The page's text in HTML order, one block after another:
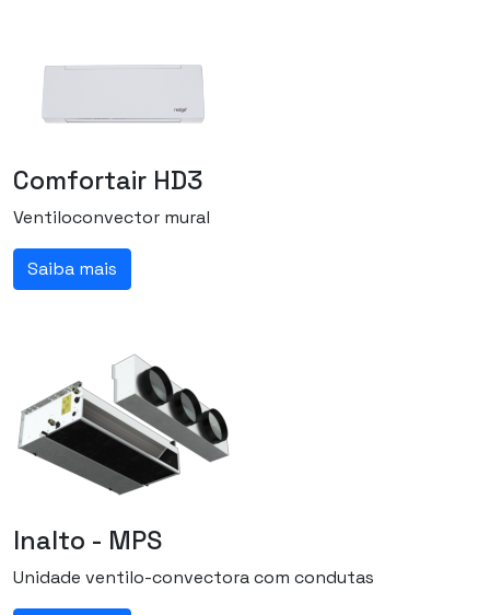
Comfortair HD3
Ventiloconvector mural
Saiba mais
Inalto - MPS
Unidade ventilo-convectora com condutas